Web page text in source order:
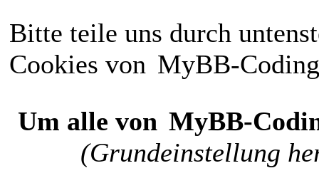
Bitte teile uns durch
Cookies von MyBB-Coding
Um alle von MyBB-
(Grundeinstellung